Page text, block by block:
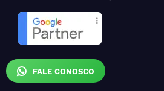
FALE CONOSCO